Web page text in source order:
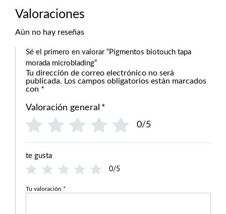
Valoraciones
Aún no hay reseñas
Sé el primero en valorar “Pigmentos biotouch tapa
morada microblading”
Tu dirección de correo electrónico no será
publicada. Los campos obligatorios están marcados
con *
Valoración general *
0/5
te gusta
0/5
Tu valoración *